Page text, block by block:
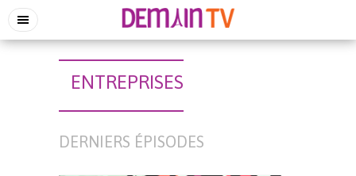
ENTREPRISES
DERNIERS ÉPISODES